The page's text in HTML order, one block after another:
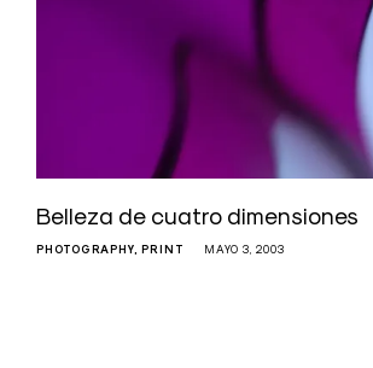
Belleza de cuatro dimensiones
PHOTOGRAPHY PRINT MAYO 3, 2003